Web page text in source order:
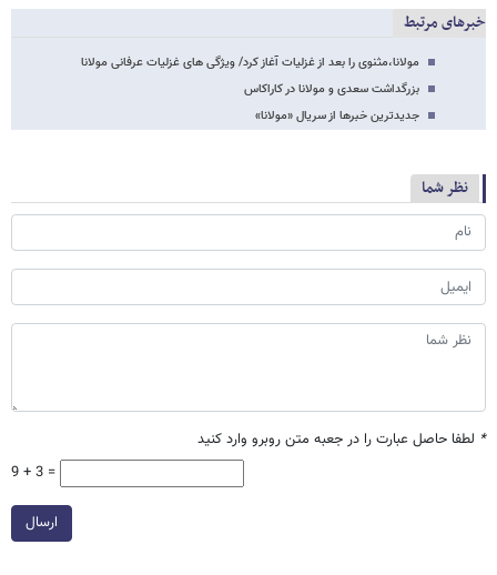
خبرهای مرتبط
مولانا،مثنوی را بعد از غزلیات آغاز کرد/ ویژگی های غزلیات عرفانی مولانا
بزرگداشت سعدی و مولانا در کاراکاس
جدیدترین خبرها از سریال «مولانا»
نظر شما
* لطفا حاصل عبارت را در جعبه متن روبرو وارد کنید
9 + 3 =
ارسال